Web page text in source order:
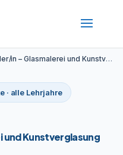
– Glasmalerei und Kunstverglasung
· alle Lehrjahre
und Kunstverglasung